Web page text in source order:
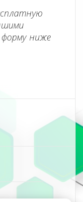
форму ниже